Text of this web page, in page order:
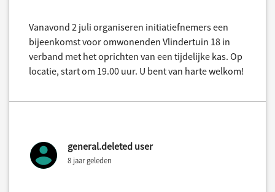
Vanavond 2 juli organiseren initiatiefnemers een
bijeenkomst voor omwonenden Vlindertuin 18 in
verband met het oprichten van een tijdelijke kas. Op
locatie, start om 19.00 uur. U bent van harte welkom!
general.deleted user
8 jaar geleden